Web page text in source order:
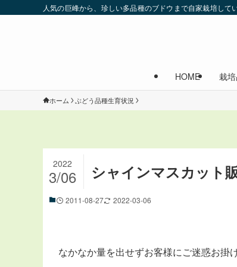
人気の巨峰から、珍しい多品種のブドウまで自家栽培してい
HOME 栽
ホーム ぶどう品種生育状況
シャインマスカット
2022
3/06
2011-08-27 2022-03-06
なかなか量を出せずお客様にご迷惑お掛